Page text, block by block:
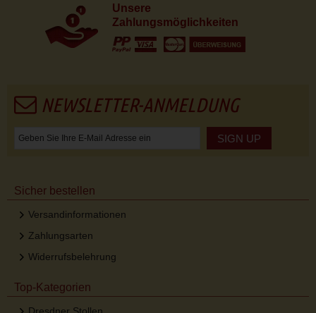
Unsere
Zahlungsmöglichkeiten
NEWSLETTER-ANMELDUNG
SIGN UP
Sicher bestellen
Versandinformationen
Zahlungsarten
Widerrufsbelehrung
Top-Kategorien